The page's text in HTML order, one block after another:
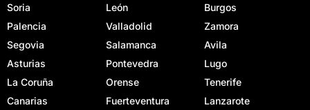
Soria
León
Burgos
Palencia
Valladolid
Zamora
Segovia
Salamanca
Avila
Asturias
Pontevedra
Lugo
La Coruña
Orense
Tenerife
Canarias
Fuerteventura
Lanzarote